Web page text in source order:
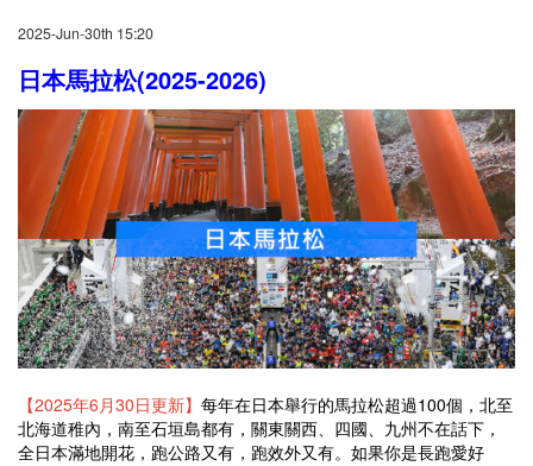
2025-Jun-30th 15:20
日本馬拉松(2025-2026)
【2025年6月30日更新】 每年在日本舉行的馬拉松超過100個，北至
北海道稚內，南至石垣島都有，關東關西、四國、九州不在話下，
全日本滿地開花，跑公路又有，跑效外又有。如果你是長跑愛好